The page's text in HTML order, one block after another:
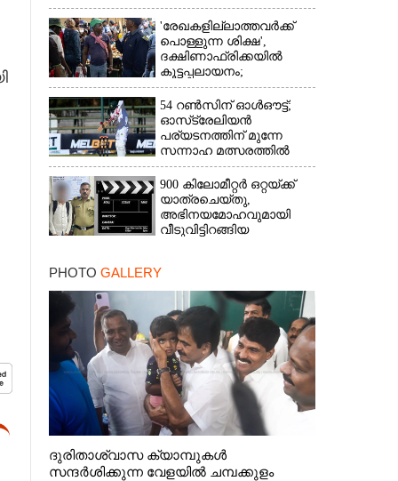
വിദ്യാർത്ഥികളോട്
പ്രധാനമന്ത്രി
'രേഖകളില്ലാത്തവർക്ക്
പൊള്ളുന്ന ശിക്ഷ',
ദക്ഷിണാഫ്രിക്കയിൽ
കൂട്ടപ്പലായനം;
ജീവനുംകൊണ്ട്
നാടുകടന്നത് ഒരു
ലക്ഷത്തിലധികം പേർ
54 റൺസിന് ഓൾഔട്ട്;
ഓസ്‌ട്രേലിയൻ
പര്യടനത്തിന് മുന്നേ
സന്നാഹ മത്സരത്തിൽ
ബംഗ്ലാദേശിന് തിരിച്ചടി,
രണ്ടക്കം കടന്നത്
ഒരേയൊരു താരം
900 കിലോമീറ്റർ ഒറ്റയ്‌ക്ക്
യാത്രചെ‌യ്‌തു,​
അഭിനയമോഹവുമായി
വീടുവിട്ടിറങ്ങിയ
സിറ്റിയിൽ
PHOTO GALLERY
ദുരിതാശ്വാസ ക്യാമ്പുകൾ
സന്ദർശിക്കുന്ന വേളയിൽ ചമ്പക്കുളം